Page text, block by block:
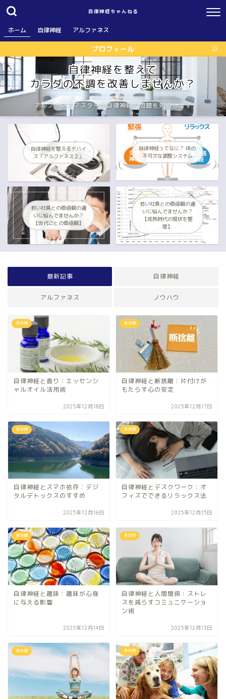
自律神経ちゃんねる
ホーム 自律神経 アルファネス
プロフィール
自律神経を整えて
カラダの不調を改善しませんか？
アルファネスマスターが自律神経の問題を対処します
自律神経を整えるデバイ
ス「アルファネス２」
自律神経ってなに？ 体の
不可欠な調整システム
若い社員との価値観の違
いに悩んでませんか？
【世代ごとの価値観】
若い社員との価値観の違
いに悩んでませんか？
【成熟時代の現状を整
理】
最新記事 自律神経
アルファネス ノウハウ
未分類
自律神経と香り：エッセンシ
ャルオイル活用術
2025年12月18日
未分類
自律神経と断捨離：片付けが
もたらす心の安定
2025年12月17日
未分類
自律神経とスマホ依存：デジ
タルデトックスのすすめ
2025年12月16日
未分類
自律神経とデスクワーク：オ
フィスでできるリラックス法
2025年12月15日
未分類
自律神経と趣味：趣味が心身
に与える影響
2025年12月14日
未分類
自律神経と人間関係：ストレ
スを減らすコミュニケーショ
ン術
2025年12月13日
未分類 未分類